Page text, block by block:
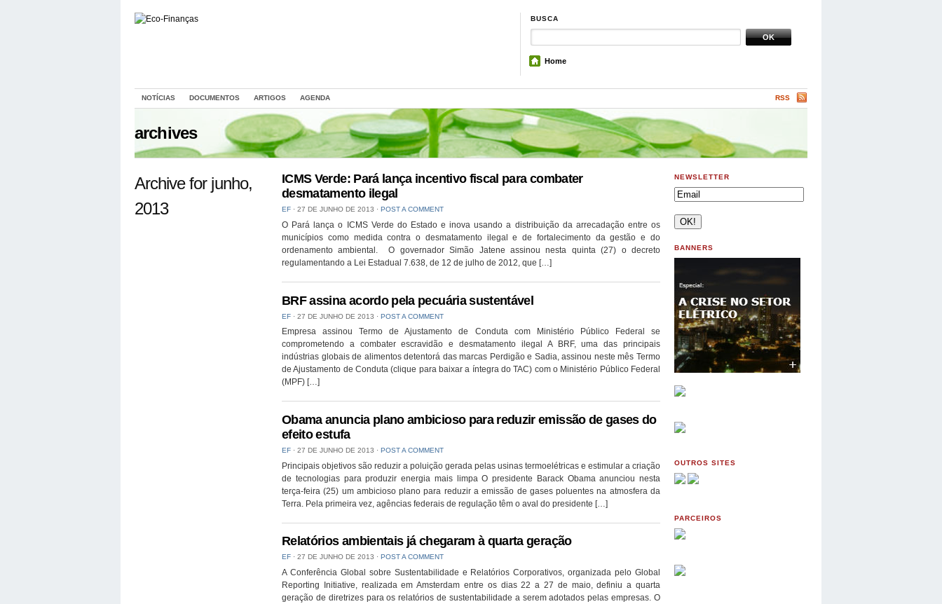
BUSCA
Home
NOTÍCIAS DOCUMENTOS ARTIGOS AGENDA RSS
archives
Archive for junho,
2013
ICMS Verde: Pará lança incentivo fiscal para combater
desmatamento ilegal
EF ⋅ 27 DE JUNHO DE 2013 ⋅ POST A COMMENT
O Pará lança o ICMS Verde do Estado e inova usando a distribuição da arrecadação entre os
municípios como medida contra o desmatamento ilegal e de fortalecimento da gestão e do
ordenamento ambiental. O governador Simão Jatene assinou nesta quinta (27) o decreto
regulamentando a Lei Estadual 7.638, de 12 de julho de 2012, que […]
BRF assina acordo pela pecuária sustentável
EF ⋅ 27 DE JUNHO DE 2013 ⋅ POST A COMMENT
Empresa assinou Termo de Ajustamento de Conduta com Ministério Público Federal se
comprometendo a combater escravidão e desmatamento ilegal A BRF, uma das principais
indústrias globais de alimentos detentorá das marcas Perdigão e Sadia, assinou neste mês Termo
de Ajustamento de Conduta (clique para baixar a íntegra do TAC) com o Ministério Público Federal
(MPF) […]
Obama anuncia plano ambicioso para reduzir emissão de gases do
efeito estufa
EF ⋅ 27 DE JUNHO DE 2013 ⋅ POST A COMMENT
Principais objetivos são reduzir a poluição gerada pelas usinas termoelétricas e estimular a criação
de tecnologias para produzir energia mais limpa O presidente Barack Obama anunciou nesta
terça-feira (25) um ambicioso plano para reduzir a emissão de gases poluentes na atmosfera da
Terra. Pela primeira vez, agências federais de regulação têm o aval do presidente […]
Relatórios ambientais já chegaram à quarta geração
EF ⋅ 27 DE JUNHO DE 2013 ⋅ POST A COMMENT
A Conferência Global sobre Sustentabilidade e Relatórios Corporativos, organizada pelo Global
Reporting Initiative, realizada em Amsterdam entre os dias 22 a 27 de maio, definiu a quarta
geração de diretrizes para os relatórios de sustentabilidade a serem adotados pelas empresas. O
NEWSLETTER
BANNERS
OUTROS SITES
PARCEIROS